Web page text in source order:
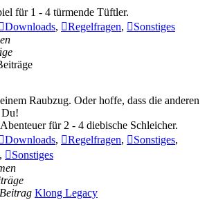
für 1 - 4 türmende Tüftler.
Downloads, Regelfragen,
Sonstiges
Raubzug. Oder hoffe, dass die anderen
Du!
für 2 - 4 diebische Schleicher.
Downloads, Regelfragen, Sonstiges,
,
Sonstiges
Klong Legacy